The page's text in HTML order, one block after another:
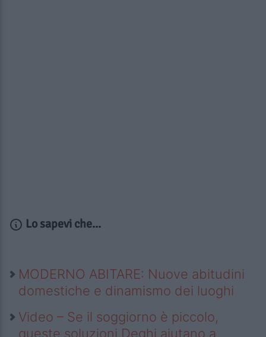
Lo sapevi che...
MODERNO ABITARE: Nuove abitudini
domestiche e dinamismo dei luoghi
Video – Se il soggiorno è piccolo,
queste soluzioni Deghi aiutano a